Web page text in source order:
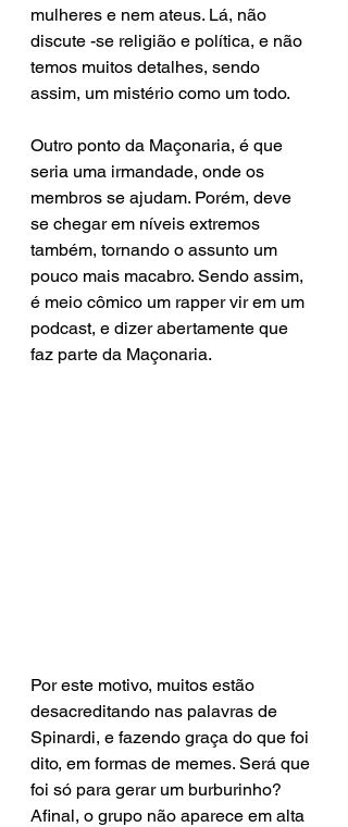
mulheres e nem ateus. Lá, não
discute -se religião e política, e não
temos muitos detalhes, sendo
assim, um mistério como um todo.
Outro ponto da Maçonaria, é que
seria uma irmandade, onde os
membros se ajudam. Porém, deve
se chegar em níveis extremos
também, tornando o assunto um
pouco mais macabro. Sendo assim,
é meio cômico um rapper vir em um
podcast, e dizer abertamente que
faz parte da Maçonaria.
Por este motivo, muitos estão
desacreditando nas palavras de
Spinardi, e fazendo graça do que foi
dito, em formas de memes. Será que
foi só para gerar um burburinho?
Afinal, o grupo não aparece em alta